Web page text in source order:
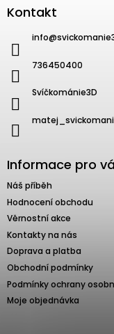
Kontakt
info@
736450400
Svíčkománie3D
Informace pro
Náš příběh
Hodnocení obchodu
Věrnostní akce
Kontakty na nás
Doprava a platba
Obchodní podmínky
Podmínky ochrany
Moje objednávka